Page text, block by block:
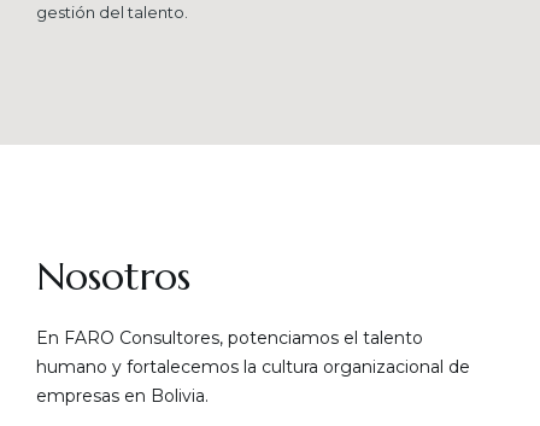
gestión del talento.
Nosotros
En FARO Consultores, potenciamos el talento
humano y fortalecemos la cultura organizacional de
empresas en Bolivia.